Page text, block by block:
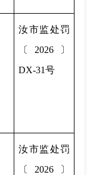
汝市监处罚
〔2026〕
DX-31号
汝市监处罚
〔2026〕